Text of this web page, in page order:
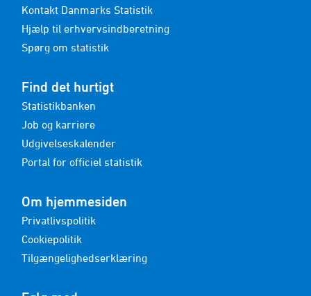
Kontakt Danmarks Statistik
Hjælp til erhvervsindberetning
Spørg om statistik
Find det hurtigt
Statistikbanken
Job og karriere
Udgivelseskalender
Portal for officiel statistik
Om hjemmesiden
Privatlivspolitik
Cookiepolitik
Tilgængelighedserklæring